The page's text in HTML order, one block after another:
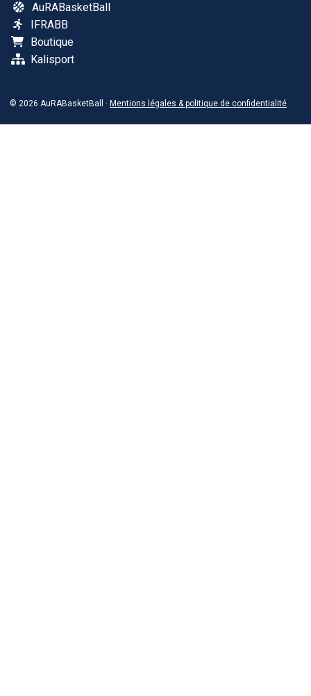
AuRABasketBall
IFRABB
Boutique
Kalisport
© 2026 AuRABasketBall · Mentions légales & politique de confidentialité